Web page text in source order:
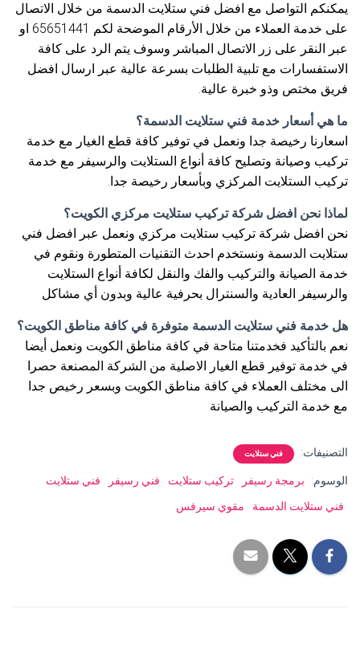
يمكنكم التواصل مع افضل فني ستلايت الدسمة من خلال الاتصال
على خدمة العملاء من خلال الأرقام الموضحة لكم 65651441 او
عبر النقر على زر الاتصال المباشر وسوف يتم الرد على كافة
الاستفسارات مع تلبية الطلبات بسرعة عالية عبر ارسال افضل
فريق مختص وذو خبرة عالية.
ما هي أسعار خدمة فني ستلايت الدسمة؟
اسعارنا رخيصة جدا ونعمل في توفير كافة قطع الغيار مع خدمة
تركيب وصيانة وتصليح كافة أنواع الستلايت والرسيفر مع خدمة
تركيب الستلايت المركزي وبأسعار رخيصة جدا.
لماذا نحن افضل شركة تركيب ستلايت مركزي الكويت؟
نحن افضل شركة تركيب ستلايت مركزي ونعمل عبر افضل فني
ستلايت الدسمة ونستخدم احدث التقنيات المتطورة ونقوم في
خدمة الصيانة والتركيب والفك والنقل لكافة أنواع الستلايت
والرسيفر العادية والسنترال بحرفية عالية وبدون أي مشاكل
هل خدمة فني ستلايت الدسمة متوفرة في كافة مناطق الكويت؟
نعم بالتأكيد فخدمتنا متاحة في كافة مناطق الكويت ونعمل أيضا
في خدمة توفير قطع الغيار الاصلية من الشركة المصنعة حصرا
الى مختلف العملاء في كافة مناطق الكويت وبسعر رخيص جدا
مع خدمة التركيب والصيانة
التصنيفات: فني ستلايت
الوسوم: برمجة رسيفر تركيب ستلايت فني رسيفر
فني ستلايت
فني ستلايت الدسمة
مقوي سيرفس